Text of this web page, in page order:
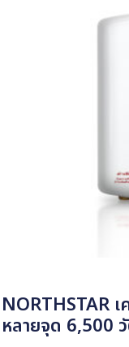
NORTHSTAR
หลายจุด 6,500